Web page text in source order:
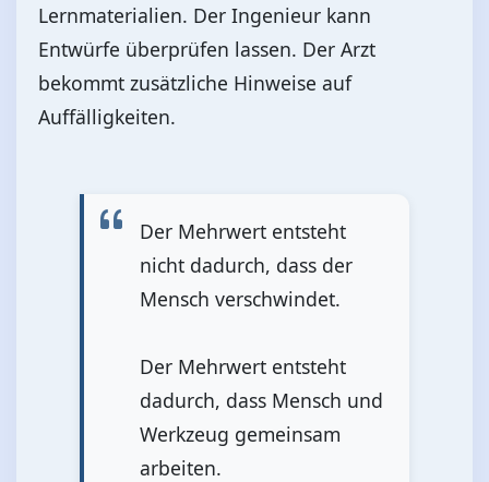
Lernmaterialien. Der Ingenieur kann
Entwürfe überprüfen lassen. Der Arzt
bekommt zusätzliche Hinweise auf
Auffälligkeiten.
Der Mehrwert entsteht
nicht dadurch, dass der
Mensch verschwindet.
Der Mehrwert entsteht
dadurch, dass Mensch und
Werkzeug gemeinsam
arbeiten.